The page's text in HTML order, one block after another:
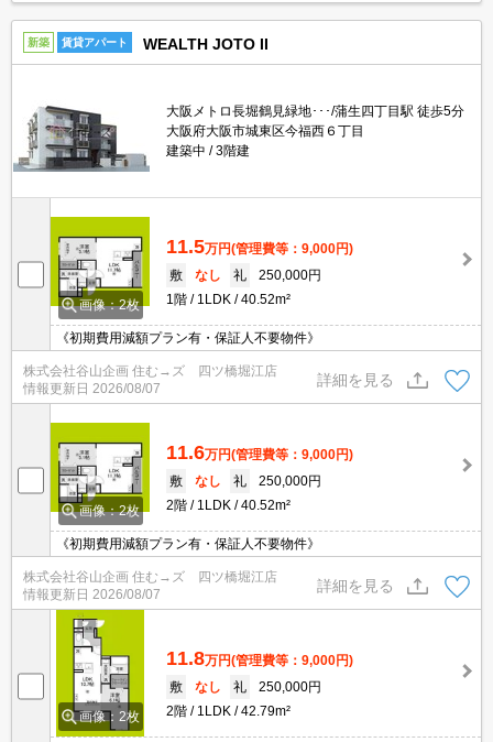
新築 賃貸アパート WEALTH JOTO II
大阪メトロ長堀鶴見緑地･･･/蒲生四丁目駅 徒歩5分
大阪府大阪市城東区今福西６丁目
建築中
3階建
画像：2枚
11.5万円(管理費等：9,000円)
敷
なし 礼
250,000円
1階
1LDK 40.52m²
《初期費用減額プラン有・保証人不要物件》
株式会社谷山企画 住む→ズ 四ツ橋堀江店
情報更新日 2026/08/07
詳細を見る
画像：2枚
11.6万円(管理費等：9,000円)
敷
なし 礼
250,000円
2階
1LDK 40.52m²
《初期費用減額プラン有・保証人不要物件》
株式会社谷山企画 住む→ズ 四ツ橋堀江店
情報更新日 2026/08/07
詳細を見る
画像：2枚
11.8万円(管理費等：9,000円)
敷
なし 礼
250,000円
2階
1LDK 42.79m²